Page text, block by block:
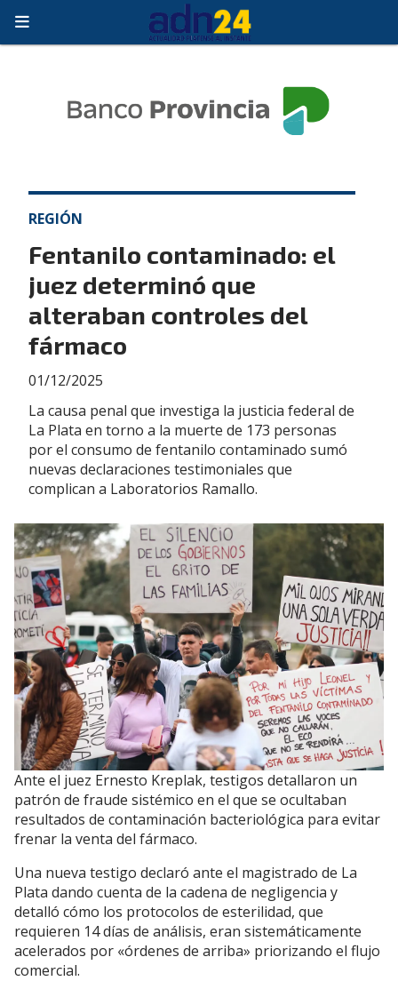
Fentanilo contaminado: el
juez determinó que
alteraban controles del
fármaco
La causa penal que investiga la justicia federal de
La Plata en torno a la muerte de 173 personas
por el consumo de fentanilo contaminado sumó
nuevas declaraciones testimoniales que
complican a Laboratorios Ramallo.
REGIÓN
01/12/2025
Ante el juez Ernesto Kreplak, testigos detallaron un
patrón de fraude sistémico en el que se ocultaban
resultados de contaminación bacteriológica para evitar
frenar la venta del fármaco.
Una nueva testigo declaró ante el magistrado de La
Plata dando cuenta de la cadena de negligencia y
detalló cómo los protocolos de esterilidad, que
requieren 14 días de análisis, eran sistemáticamente
acelerados por «órdenes de arriba» priorizando el flujo
comercial.